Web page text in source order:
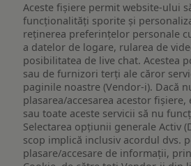
Aceste fișiere permit website-ului
funcționalități sporite și
reţinerea preferinţelor personale
a datelor de logare, rularea de
posibilitatea de live chat. Acestea
sau de furnizori terți ale căror
paginile noastre (Vendor-i). Dacă
plasarea/accesarea acestor
sau toate aceste servicii să nu
Selectarea opțiunii generale Activ
scop implică inclusiv acordul dvs.
plasare/accesare de informații,